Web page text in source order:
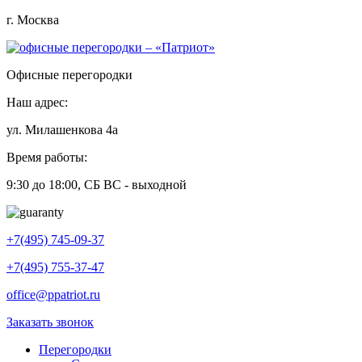
г. Москва
Офисные перегородки
Наш адрес:
ул. Милашенкова 4а
Время работы:
9:30 до 18:00, СБ ВС - выходной
+7(495) 745-09-37
+7(495) 755-37-47
office@ppatriot.ru
Заказать звонок
Перегородки